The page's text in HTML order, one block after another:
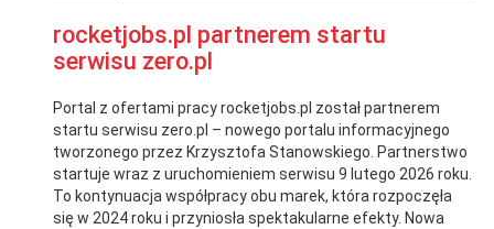
rocketjobs.pl partnerem startu
serwisu zero.pl
Portal z ofertami pracy rocketjobs.pl został partnerem
startu serwisu zero.pl – nowego portalu informacyjnego
tworzonego przez Krzysztofa Stanowskiego. Partnerstwo
startuje wraz z uruchomieniem serwisu 9 lutego 2026 roku.
To kontynuacja współpracy obu marek, która rozpoczęła
się w 2024 roku i przyniosła spektakularne efekty. Nowa